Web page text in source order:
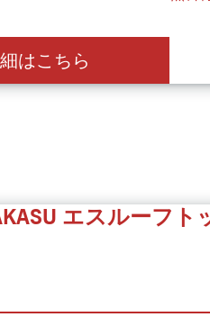
はこちら
エスルーフト